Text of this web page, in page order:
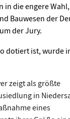
in die engere
Bauwesen der
der Jury.
dotiert ist, wurde
zeigt als größte
in
eines